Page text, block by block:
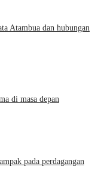
Atambua dan hubungan
di masa depan
pada perdagangan